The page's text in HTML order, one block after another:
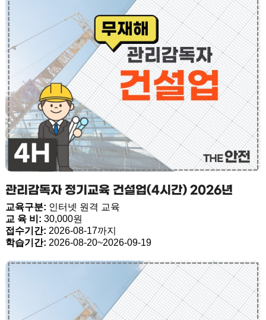
관리감독자 정기교육 건설업(4시간) 2026년
교육구분: 인터넷 원격 교육
교 육 비: 30,000원
접수기간: 2026-08-17까지
학습기간: 2026-08-20~2026-09-19